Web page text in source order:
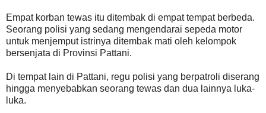
Empat korban tewas itu ditembak di empat tempat berbeda.
Seorang polisi yang sedang mengendarai sepeda motor
untuk menjemput istrinya ditembak mati oleh kelompok
bersenjata di Provinsi Pattani.
Di tempat lain di Pattani, regu polisi yang berpatroli diserang
hingga menyebabkan seorang tewas dan dua lainnya luka-
luka.